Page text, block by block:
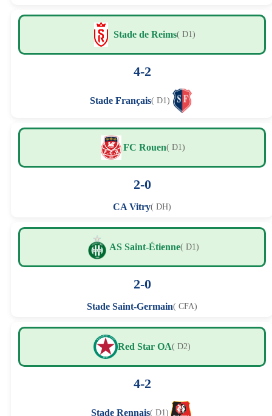
Stade de Reims( D1)
4-2
Stade Français( D1)
FC Rouen( D1)
2-0
CA Vitry( DH)
AS Saint-Étienne( D1)
2-0
Stade Saint-Germain( CFA)
Red Star OA( D2)
4-2
Stade Rennais( D1)